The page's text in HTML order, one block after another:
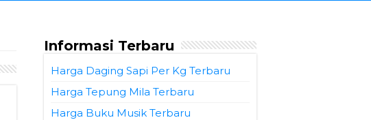
Informasi Terbaru
Harga Daging Sapi Per Kg Terbaru
Harga Tepung Mila Terbaru
Harga Buku Musik Terbaru